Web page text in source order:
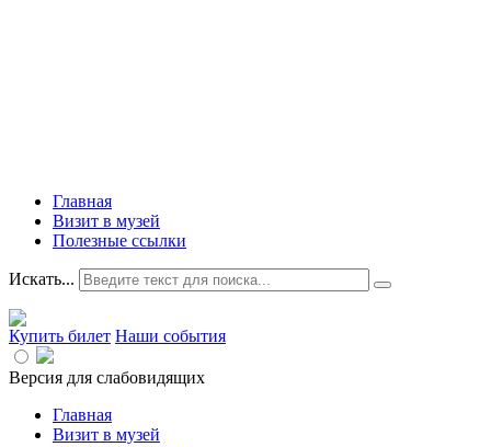
Главная
Визит в музей
Полезные ссылки
Искать...
Купить билет Наши события
Версия для слабовидящих
Главная
Визит в музей